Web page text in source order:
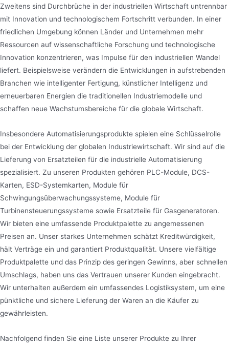
Zweitens sind Durchbrüche in der industriellen Wirtschaft untrennbar
mit Innovation und technologischem Fortschritt verbunden. In einer
friedlichen Umgebung können Länder und Unternehmen mehr
Ressourcen auf wissenschaftliche Forschung und technologische
Innovation konzentrieren, was Impulse für den industriellen Wandel
liefert. Beispielsweise verändern die Entwicklungen in aufstrebenden
Branchen wie intelligenter Fertigung, künstlicher Intelligenz und
erneuerbaren Energien die traditionellen Industriemodelle und
schaffen neue Wachstumsbereiche für die globale Wirtschaft.
Insbesondere Automatisierungsprodukte spielen eine Schlüsselrolle
bei der Entwicklung der globalen Industriewirtschaft. Wir sind auf die
Lieferung von Ersatzteilen für die industrielle Automatisierung
spezialisiert. Zu unseren Produkten gehören PLC-Module, DCS-
Karten, ESD-Systemkarten, Module für
Schwingungsüberwachungssysteme, Module für
Turbinensteuerungssysteme sowie Ersatzteile für Gasgeneratoren.
Wir bieten eine umfassende Produktpalette zu angemessenen
Preisen an. Unser starkes Unternehmen schätzt Kreditwürdigkeit,
hält Verträge ein und garantiert Produktqualität. Unsere vielfältige
Produktpalette und das Prinzip des geringen Gewinns, aber schnellen
Umschlags, haben uns das Vertrauen unserer Kunden eingebracht.
Wir unterhalten außerdem ein umfassendes Logistiksystem, um eine
pünktliche und sichere Lieferung der Waren an die Käufer zu
gewährleisten.
Nachfolgend finden Sie eine Liste unserer Produkte zu Ihrer